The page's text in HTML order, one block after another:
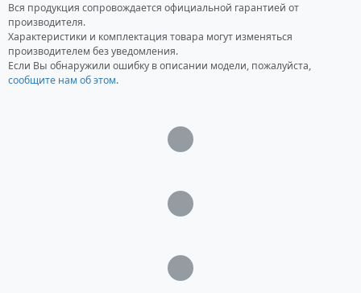
предварительно слить. Монтировать
необходимо на ровное твердое горизонтальное
основание, габариты которого не должны быть
меньше габаритов емкости. Также необходимо
Диметр головины: 25 см
Штуцер под слив: 1/2"
Гарантия: 12 месяцев
Вся продукция сопровождается официальной гарантией от
производителя.
Характеристики и комплектация товара могут изменяться
производителем без уведомления.
Если Вы обнаружили ошибку в описании модели, пожалуйста,
сообщите нам об этом.
Загрузка...
Загрузка...
Загрузка...